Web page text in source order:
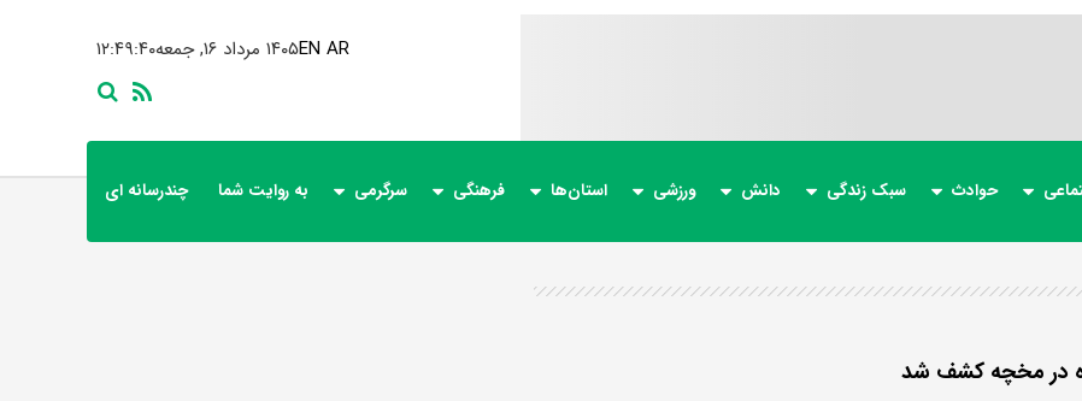
۱۲:۴۹:۴۰ ۱۴۰۵ مرداد ۱۶, جمعهEN AR
حوادث سبک زندگی دانش ورزشی استان‌ها فرهنگی سرگرمی به روایت شما چندرسانه ای
در مخچه کشف شد